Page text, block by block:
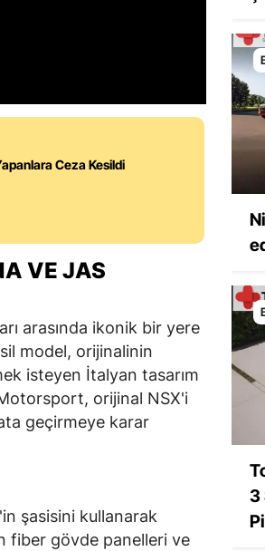
Ceza Kesildi
VE JAS
arasında ikonik bir yere
model, orijinalinin
isteyen İtalyan tasarım
orijinal NSX'i
geçirmeye karar
şasisini kullanarak
fiber gövde panelleri ve
3